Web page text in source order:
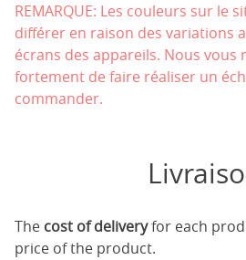
REMARQUE: Les couleurs sur le
différer en raison des variations
écrans des appareils. Nous vous
fortement de faire réaliser un
commander.
The cost of deliveryfor each
price of the product.